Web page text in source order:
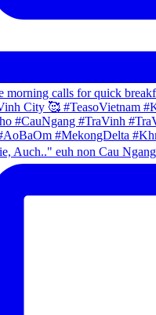
Auch.." euh non Cau